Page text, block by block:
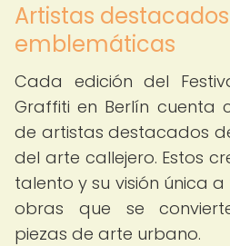
Artistas
emblemáticas
Cada edición del
Graffiti en Berlín cuenta
de artistas destacados
del arte callejero. Estos
talento y su visión única
obras que se
piezas de arte urbano.